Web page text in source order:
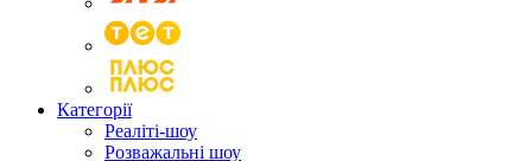
Категорії
Реаліті-шоу
Розважальні шоу